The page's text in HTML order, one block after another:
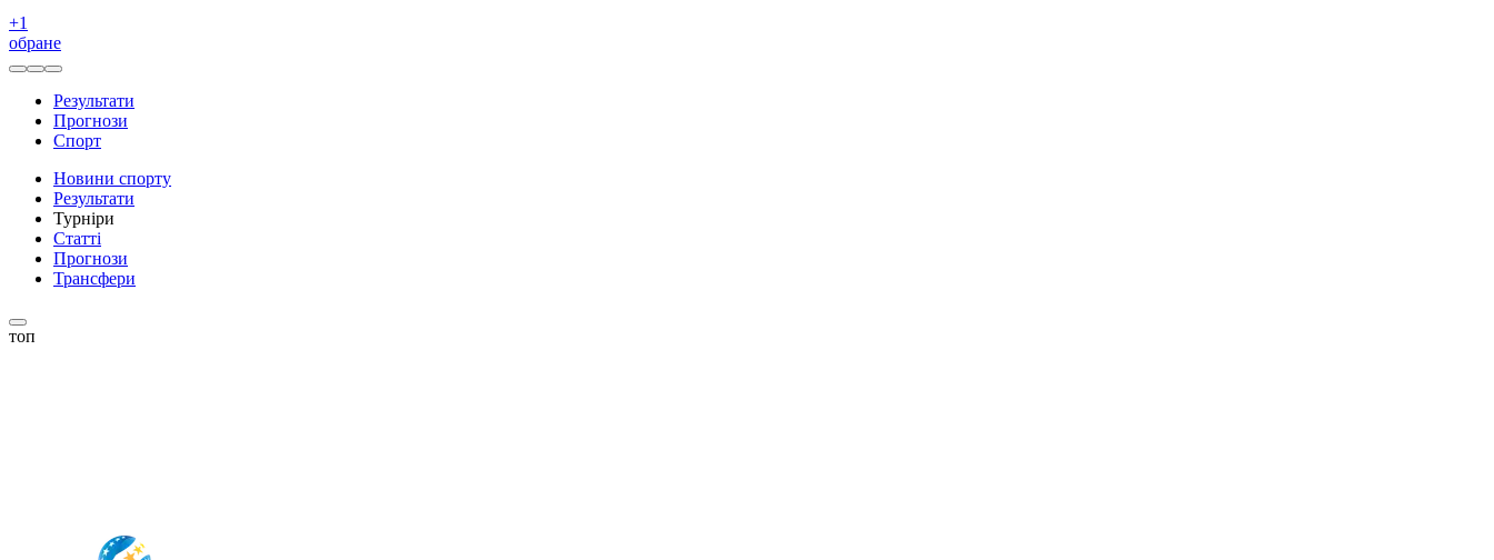
+1
обране
Результати
Прогнози
Спорт
Новини спорту
Результати
Турніри
Статті
Прогнози
Трансфери
топ